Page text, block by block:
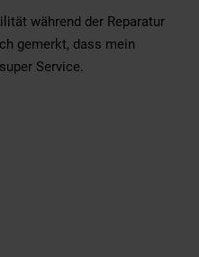
während der Reparatur
gemerkt, dass mein
Service.